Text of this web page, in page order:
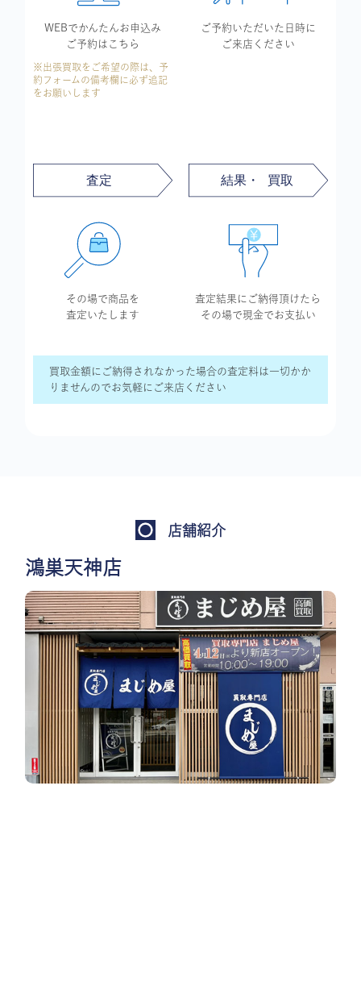
WEBでかんたんお申込み
ご予約はこちら
※出張買取をご希望の際は、予
約フォームの備考欄に必ず追記
をお願いします
ご予約いただいた 日時に
ご来店ください
その場で商品を
査定いたします
査定結果に ご納得頂けたら
その場で現金で お支払い
買取金額にご納得されなかった場合の査定料は一切かか
りませんのでお気軽にご来店ください
店舗紹介
鴻巣天神店